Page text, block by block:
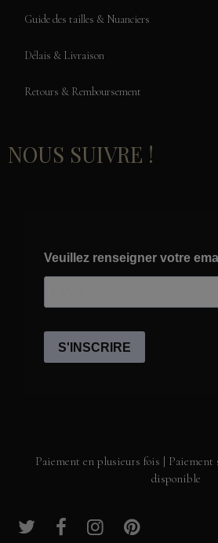
Guide des tailles & Nuanciers
Délais & Livraison
Retours & Remboursement
NOUS SUIVRE !
Paiement en plusieurs fois | Paiement
disponible